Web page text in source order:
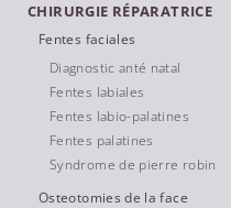
CHIRURGIE RÉPARATRICE
Fentes faciales
Diagnostic anté natal
Fentes labiales
Fentes labio-palatines
Fentes palatines
Syndrome de pierre robin
Osteotomies de la face